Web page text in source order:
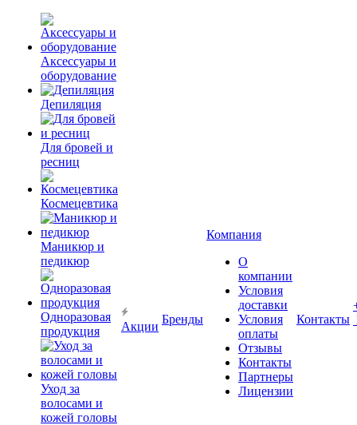
Аксессуары и
оборудование
Депиляция
Для бровей и
ресниц
Космецевтика
Маникюр и
педикюр
Одноразовая
продукция
Уход за
волосами и
кожей головы
Акции
Бренды
Компания
О
компании
Условия
доставки
Условия
оплаты
Отзывы
Контакты
Партнеры
Лицензии
Контакты